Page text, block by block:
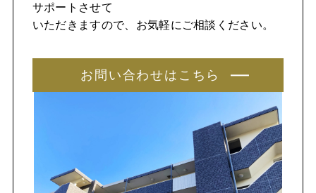
サポートさせて
いただきますので、お気軽にご相談ください。
お問い合わせはこちら